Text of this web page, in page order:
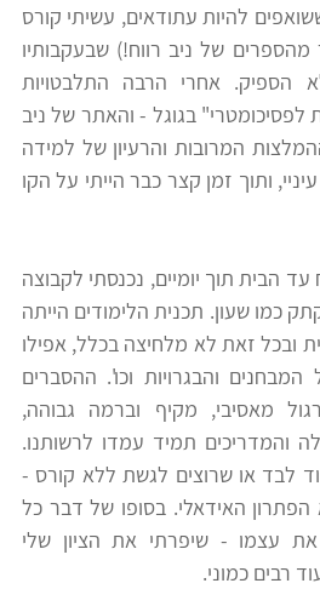
להיות עתודאים, עשיתי קורס
מהספרים של ניב רווח!) שבעקבותיו
הספיק. אחרי הרבה התלבטויות
בגוגל - והאתר של ניב
המרובות והרעיון של למידה
ותוך זמן קצר כבר הייתי על הקו
הבית תוך יומיים, נכנסתי לקבוצה
כמו שעון. תכנית הלימודים הייתה
ובכל זאת לא מלחיצה בכלל, אפילו
והבגרויות וכו'. ההסברים
מאסיבי, מקיף וברמה גבוהה,
והמדריכים תמיד עמדו לרשותנו.
לבד או שרוצים לגשת ללא קורס -
האידאלי. בסופו של דבר כל
עצמו - שיפרתי את הציון שלי